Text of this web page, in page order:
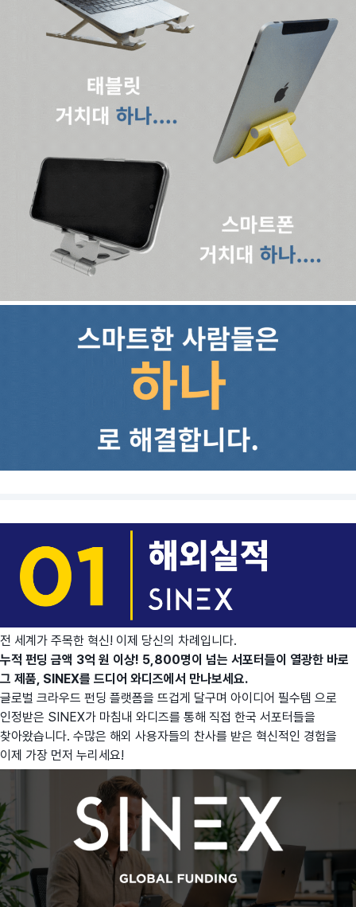
전 세계가 주목한 혁신! 이제 당신의 차례입니다.
누적 펀딩 금액 3억 원 이상! 5,800명이 넘는 서포터들이 열광한 바로
그 제품, SINEX를 드디어 와디즈에서 만나보세요.
글로벌 크라우드 펀딩 플랫폼을 뜨겁게 달구며 아이디어 필수템 으로
인정받은 SINEX가 마침내 와디즈를 통해 직접 한국 서포터들을
찾아왔습니다. 수많은 해외 사용자들의 찬사를 받은 혁신적인 경험을
이제 가장 먼저 누리세요!